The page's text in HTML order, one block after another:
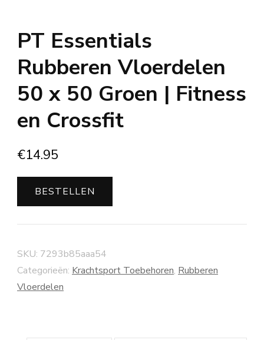
PT Essentials
Rubberen Vloerdelen
50 x 50 Groen | Fitness
en Crossfit
€14.95
BESTELLEN
SKU: 7293b85aaa54
Categorieën: Krachtsport Toebehoren, Rubberen
Vloerdelen